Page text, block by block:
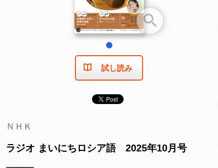
試し読み
ＮＨＫ
ラジオ まいにちロシア語 2025年10月号